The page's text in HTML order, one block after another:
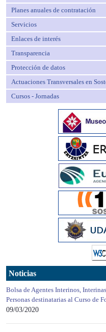
Planes anuales de contratación
Servicios
Enlaces de interés
Transparencia
Protección de datos
Actuaciones Transversales en
Cursos - Jornadas
Noticias
Bolsa de Agentes Interinos,
Personas destinatarias al Curso de
09/03/2020